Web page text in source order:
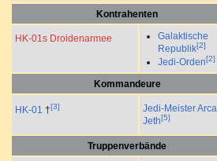
Kontrahenten
HK-01s Droidenarmee
Galaktische
Republik[2]
Jedi-Orden[2]
Kommandeure
HK-01 †[3] Jedi-Meister Arca
Jeth[5]
Truppenverbände